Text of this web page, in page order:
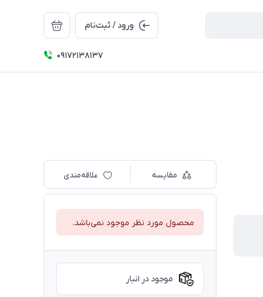
ورود / ثبت‌نام
09172138137
مقایسه علاقه‌مندی
محصول مورد نظر موجود نمی‌باشد.
موجود در انبار